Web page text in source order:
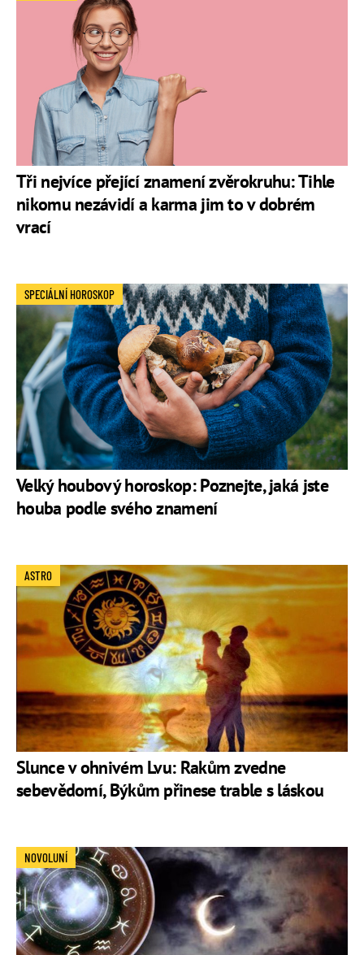
Tři nejvíce přející znamení zvěrokruhu: Tihle
nikomu nezávidí a karma jim to v dobrém
vrací
Velký houbový horoskop: Poznejte, jaká jste
houba podle svého znamení
SPECIÁLNÍ HOROSKOP
Slunce v ohnivém Lvu: Rakům zvedne
sebevědomí, Býkům přinese trable s láskou
ASTRO
NOVOLUNÍ